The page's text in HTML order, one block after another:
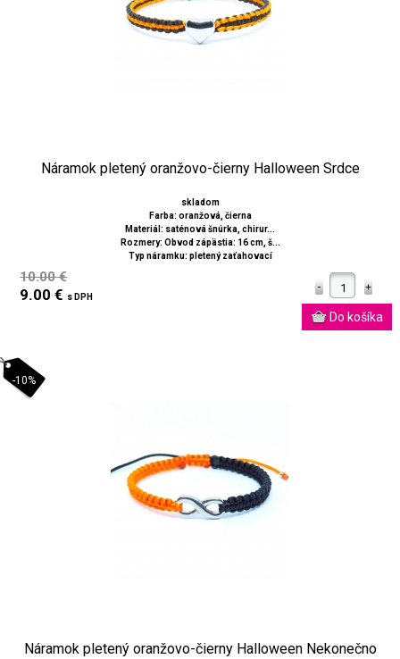
Náramok pletený oranžovo-čierny Halloween Srdce
skladom
Farba: oranžová, čierna
Materiál: saténová šnúrka, chirur...
Rozmery: Obvod zápästia: 16 cm, š...
Typ náramku: pletený zaťahovací
10.00 €
9.00 € s DPH
-10%
Náramok pletený oranžovo-čierny Halloween Nekonečno